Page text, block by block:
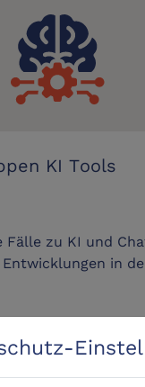
KI Tools
Fälle zu KI und
in